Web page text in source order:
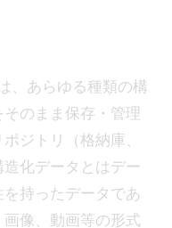
、あらゆる種類の構
のまま保存・管理
ジトリ（格納庫、
化データとはデー
持ったデータであ
像、動画等の形式